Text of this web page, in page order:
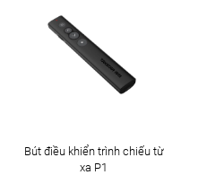
Bút điều khiển trình chiếu từ
xa P1